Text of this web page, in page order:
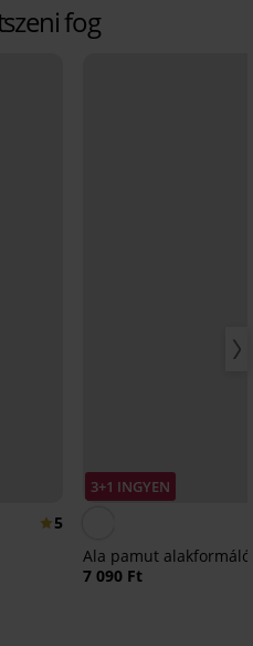
fog
5
3+1 INGYEN
Ala pamut
7 090 Ft